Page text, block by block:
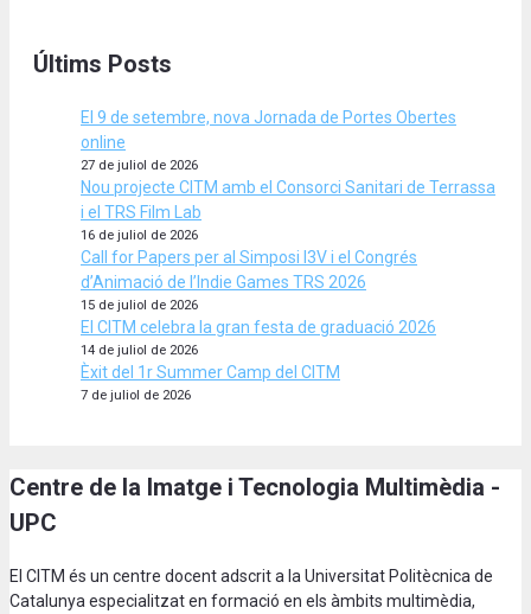
Últims Posts
El 9 de setembre, nova Jornada de Portes Obertes
online
27 de juliol de 2026
Nou projecte CITM amb el Consorci Sanitari de Terrassa
i el TRS Film Lab
16 de juliol de 2026
Call for Papers per al Simposi I3V i el Congrés
d’Animació de l’Indie Games TRS 2026
15 de juliol de 2026
El CITM celebra la gran festa de graduació 2026
14 de juliol de 2026
Èxit del 1r Summer Camp del CITM
7 de juliol de 2026
Centre de la Imatge i Tecnologia Multimèdia -
UPC
El CITM és un centre docent adscrit a la Universitat Politècnica de
Catalunya especialitzat en formació en els àmbits multimèdia,